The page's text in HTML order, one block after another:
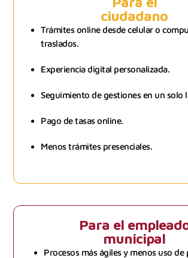
ciudadano
Trámites online desde celular o
traslados.
Experiencia digital personalizada.
Seguimiento de gestiones en un solo
Pago de tasas online.
Menos trámites presenciales.
Para el
municipal
Procesos más ágiles y menos uso de